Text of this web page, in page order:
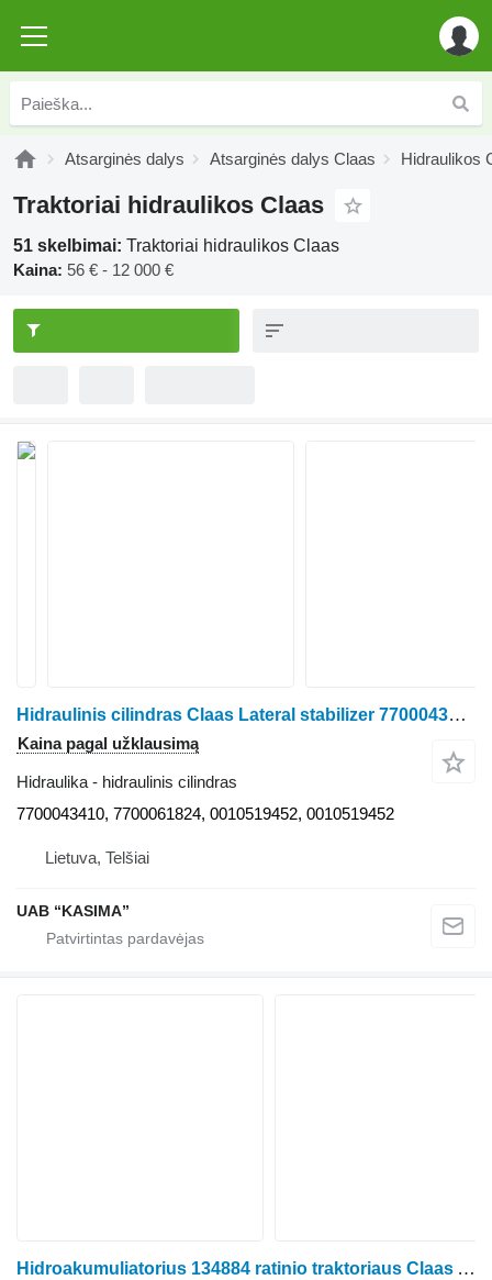
Atsarginės dalys Atsarginės dalys Claas Hidraulikos
Traktoriai hidraulikos Claas
51 skelbimai: Traktoriai hidraulikos Claas
Kaina: 56 € - 12 000 €
Hidraulinis cilindras Claas Lateral stabilizer 7700043410 ratinio traktoriaus Claas Arion 530
Kaina pagal užklausimą
Hidraulika - hidraulinis cilindras
7700043410, 7700061824, 0010519452, 0010519452
Lietuva, Telšiai
UAB “KASIMA”
Hidroakumuliatorius 134884 ratinio traktoriaus Claas Arion 530